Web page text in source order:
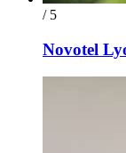
/ 5
Novotel